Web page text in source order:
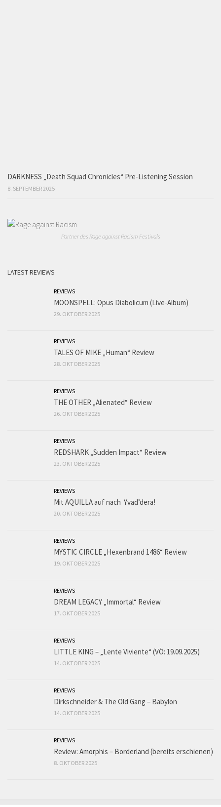
DARKNESS „Death Squad Chronicles“ Pre-Listening Session
8. SEPTEMBER 2025
Partner des Rage against Racism Festivals
LATEST REVIEWS
REVIEWS
MOONSPELL: Opus Diabolicum (Live-Album)
29. OKTOBER 2025
REVIEWS
TALES OF MIKE „Human“ Review
28. OKTOBER 2025
REVIEWS
THE OTHER „Alienated“ Review
26. OKTOBER 2025
REVIEWS
REDSHARK „Sudden Impact“ Review
23. OKTOBER 2025
REVIEWS
Mit AQUILLA auf nach Yvad’dera!
20. OKTOBER 2025
REVIEWS
MYSTIC CIRCLE „Hexenbrand 1486“ Review
19. OKTOBER 2025
REVIEWS
DREAM LEGACY „Immortal“ Review
17. OKTOBER 2025
REVIEWS
LITTLE KING – „Lente Viviente“ (VÖ: 19.09.2025)
14. OKTOBER 2025
REVIEWS
Dirkschneider & The Old Gang – Babylon
14. OKTOBER 2025
REVIEWS
Review: Amorphis – Borderland (bereits erschienen)
8. OKTOBER 2025